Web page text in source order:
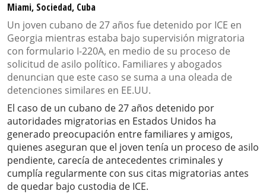
Miami, Sociedad, Cuba
Un joven cubano de 27 años fue detenido por ICE en
Georgia mientras estaba bajo supervisión migratoria
con formulario I-220A, en medio de su proceso de
solicitud de asilo político. Familiares y abogados
denuncian que este caso se suma a una oleada de
detenciones similares en EE.UU.
El caso de un cubano de 27 años detenido por
autoridades migratorias en Estados Unidos ha
generado preocupación entre familiares y amigos,
quienes aseguran que el joven tenía un proceso de asilo
pendiente, carecía de antecedentes criminales y
cumplía regularmente con sus citas migratorias antes
de quedar bajo custodia de ICE.